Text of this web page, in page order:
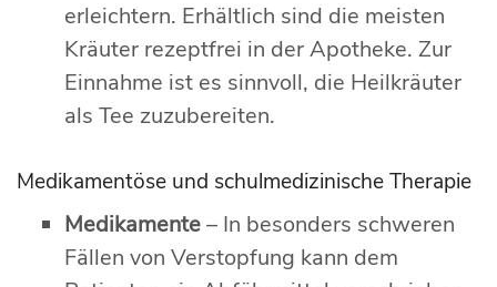
erleichtern. Erhältlich sind die meisten
Kräuter rezeptfrei in der Apotheke. Zur
Einnahme ist es sinnvoll, die Heilkräuter
als Tee zuzubereiten.
Medikamentöse und schulmedizinische Therapie
Medikamente– In besonders schweren
Fällen von Verstopfung kann dem